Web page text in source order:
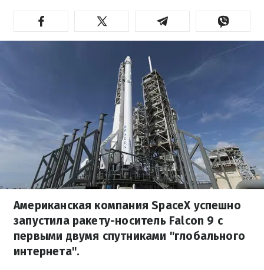
Американская компания SpaceX успешно
запустила ракету-носитель Falcon 9 с
первыми двумя спутниками "глобального
интернета".